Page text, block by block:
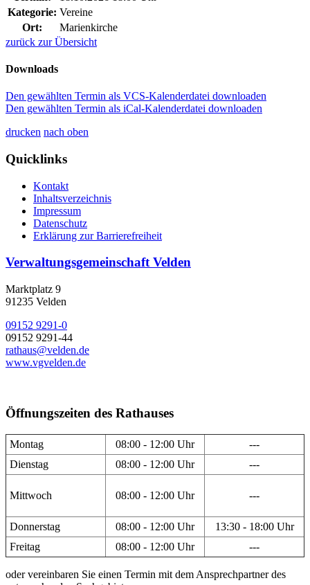
Kategorie: Vereine
Ort:
Marienkirche
zurück zur Übersicht
Downloads
Den gewählten Termin als VCS-Kalenderdatei downloaden
Den gewählten Termin als iCal-Kalenderdatei downloaden
drucken nach oben
Quicklinks
Kontakt
Inhaltsverzeichnis
Impressum
Datenschutz
Erklärung zur Barrierefreiheit
Verwaltungsgemeinschaft Velden
Marktplatz 9
91235 Velden
09152 9291-0
09152 9291-44
rathaus@velden.de
www.vgvelden.de
Öffnungszeiten des Rathauses
Montag 08:00 - 12:00 Uhr
---
Dienstag
08:00 - 12:00 Uhr ---
Mittwoch 08:00 - 12:00 Uhr ---
Donnerstag 08:00 - 12:00 Uhr
13:30 - 18:00 Uhr
Freitag
08:00 - 12:00 Uhr ---
oder vereinbaren Sie einen Termin mit dem Ansprechpartner des